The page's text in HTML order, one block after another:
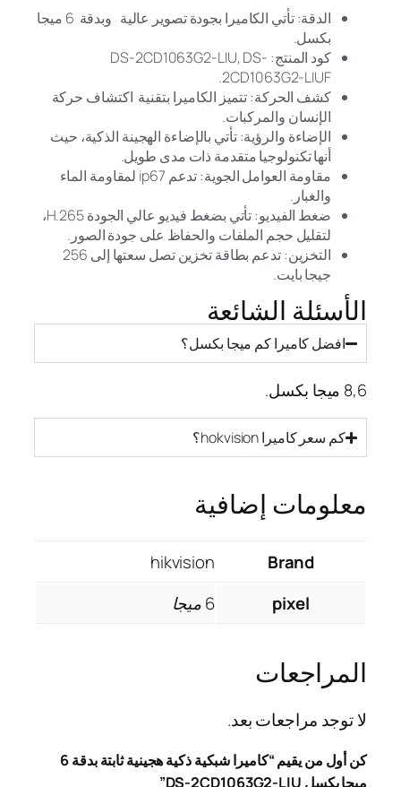
الدقة: تأتي الكاميرا بجودة تصوير عالية وبدقة 6 ميجا
بكسل.
كود المنتج: DS-2CD1063G2-LIU, DS-
2CD1063G2-LIUF.
كشف الحركة: تتميز الكاميرا بتقنية اكتشاف حركة
الإنسان والمركبات.
الإضاءة والرؤية: تأتي بالإضاءة الهجينة الذكية، حيث
أنها تكنولوجيا متقدمة ذات مدى طويل.
مقاومة العوامل الجوية: تدعم ip67 لمقاومة الماء
والغبار.
ضغط الفيديو: تأتي بضغط فيديو عالي الجودة H.265،
لتقليل حجم الملفات والحفاظ على جودة الصور.
التخزين: تدعم بطاقة تخزين تصل سعتها إلى 256
جيجا بايت.
الأسئلة الشائعة
افضل كاميرا كم ميجا بكسل؟
8,6 ميجا بكسل.
كم سعر كاميرا hokvision؟
معلومات إضافية
Brand
hikvision
pixel
6 ميجا
المراجعات
لا توجد مراجعات بعد.
كن أول من يقيم “كاميرا شبكية ذكية هجينية ثابتة بدقة 6
ميجا بكسل DS-2CD1063G2-LIU”